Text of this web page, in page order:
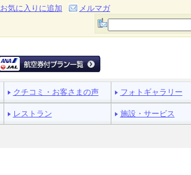
お気に入りに追加
メルマガ
クチコミ・お客さまの声 フォトギャラリー
レストラン 施設・サービス